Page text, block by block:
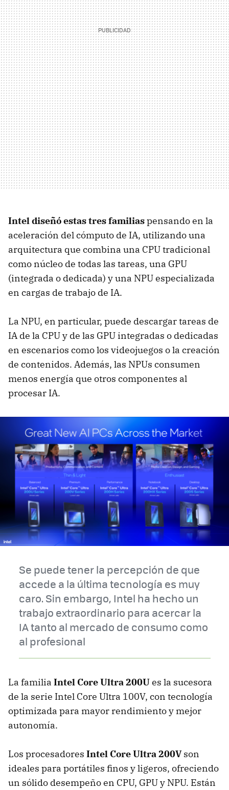
Intel diseñó estas tres familiaspensando en la
aceleración del cómputo de IA, utilizando una
arquitectura que combina una CPU tradicional
como núcleo de todas las tareas, una GPU
(integrada o dedicada) y una NPU especializada
en cargas de trabajo de IA.
La NPU, en particular, puede descargar tareas de
IA de la CPU y de las GPU integradas o dedicadas
en escenarios como los videojuegos o la creación
de contenidos. Además, las NPUs consumen
menos energía que otros componentes al
procesar IA.
Se puede tener la percepción de que
accede a la última tecnología es muy
caro. Sin embargo, Intel ha hecho un
trabajo extraordinario para acercar la
IA tanto al mercado de consumo como
al profesional
La familia Intel Core Ultra 200Ues la sucesora
de la serie Intel Core Ultra 100V, con tecnología
optimizada para mayor rendimiento y mejor
autonomía.
Los procesadores Intel Core Ultra 200Vson
ideales para portátiles finos y ligeros, ofreciendo
un sólido desempeño en CPU, GPU y NPU. Están